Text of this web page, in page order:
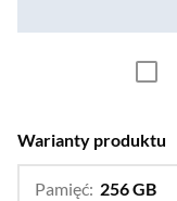
Warianty produktu
Pamięć: 256 GB